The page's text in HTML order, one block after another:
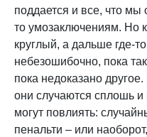
поддается и все, что мы
то умозаключениям. Но
круглый, а дальше где-
небезошибочно, пока
пока недоказано
они случаются сплошь
могут повлиять:
пенальти – или